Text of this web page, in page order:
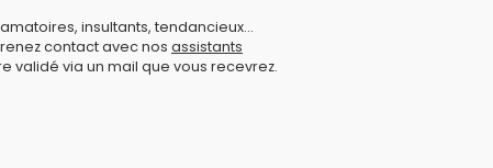
insultants, tendancieux...
contact avec nos assistants
validé via un mail que vous recevrez.